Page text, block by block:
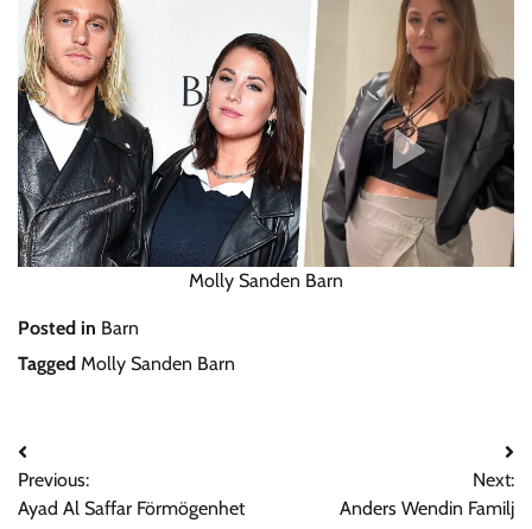
Molly Sanden Barn
Posted in Barn
Tagged Molly Sanden Barn
Post
navigation
Previous:
Ayad Al Saffar Förmögenhet
Next:
Anders Wendin Familj